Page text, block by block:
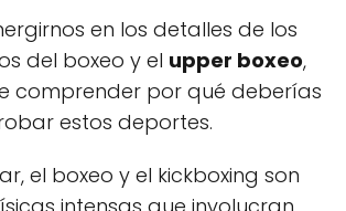
en los detalles de los
del boxeo y el upper boxeo,
comprender por qué deberías
estos deportes.
el boxeo y el kickboxing son